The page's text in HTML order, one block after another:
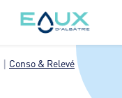
Conso & Relevé